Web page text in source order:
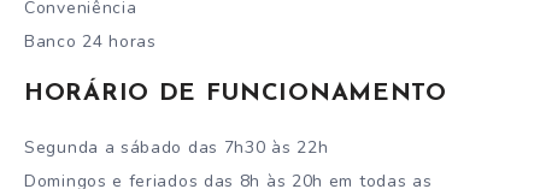
Conveniência
Banco 24 horas
HORÁRIO DE FUNCIONAMENTO
Segunda a sábado das 7h30 às 22h
Domingos e feriados das 8h às 20h em todas as